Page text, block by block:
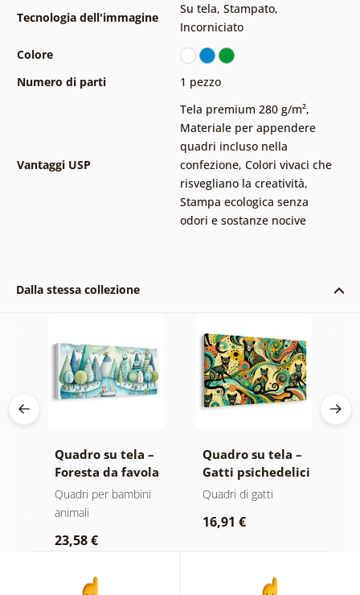
Tecnologia dell'immagine
Su tela, Stampato,
Incorniciato
Colore
Numero di parti
1 pezzo
Vantaggi USP
Tela premium 280 g/m²,
Materiale per appendere
quadri incluso nella
confezione, Colori vivaci che
risvegliano la creatività,
Stampa ecologica senza
odori e sostanze nocive
Dalla stessa collezione
Quadro su tela –
Foresta da favola
con volpe e gufi
Quadri per bambini
animali
23,58 €
Quadro su tela –
Gatti psichedelici
Quadri di gatti
16,91 €